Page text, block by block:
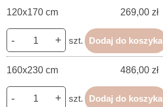
120x170 cm 269,00 zł
- + szt. Dodaj do koszyka
160x230 cm 486,00 zł
- + szt. Dodaj do koszyka